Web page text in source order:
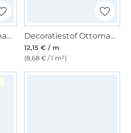
Decoratiestof Ottoman uilen, naturel Decoratiestof Ottoman uilen, beige
12,15 € / m
(8,68 € / 1 m²)